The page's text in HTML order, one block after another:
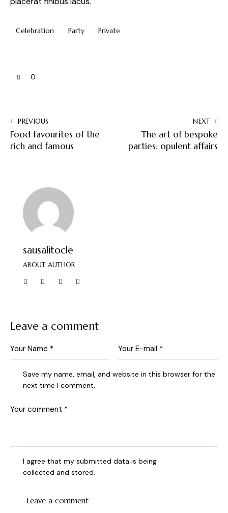
Celebration Party Private
0
PREVIOUS
Food favourites of the
rich and famous
NEXT
The art of bespoke
parties: opulent affairs
sausalitocle
ABOUT AUTHOR
Leave a comment
Save my name, email, and website in this browser for the
next time I comment.
I agree that my submitted data is being
collected and stored.